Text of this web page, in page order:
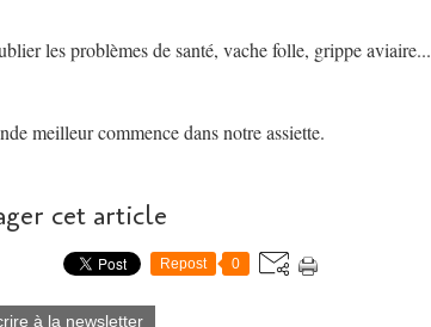
les problèmes de santé, vache folle, grippe aviaire...
meilleur commence dans notre assiette.
cet article
Repost 0
à la newsletter